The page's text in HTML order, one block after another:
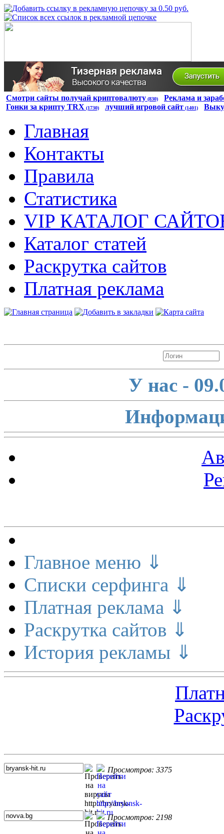
Смотри сайты получай криптовалюту (830)
Реклама и
Гонки за крипту TRX (1730) лучший игровой сайт (1401)
Главная
Контакты
Правила
Статистика
VIP КАТАЛОГ
Каталог статей
Раскрутка сайтов
Платная реклама
У нас -
Главное меню ⇓
Списки серфинга ⇓
Платная реклама ⇓
Раскрутка сайтов ⇓
История рекламы ⇓
Просмотров: 3375
Просмотров: 2198